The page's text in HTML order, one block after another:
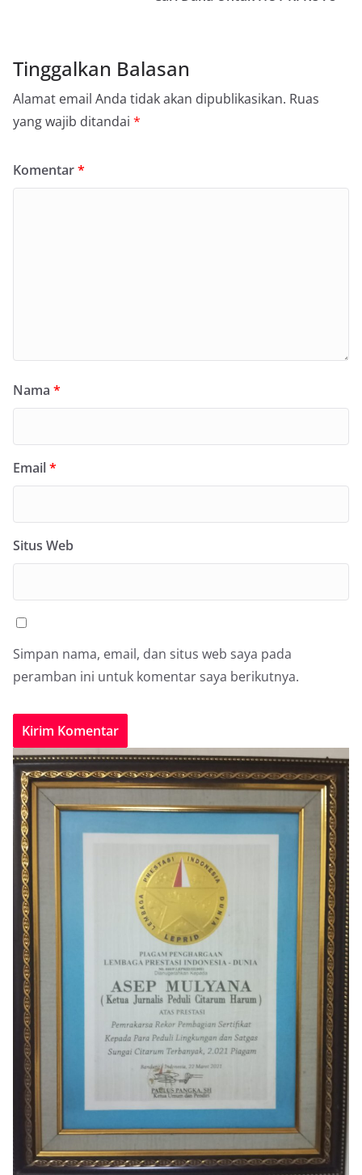
Tinggalkan Balasan
Alamat email Anda tidak akan dipublikasikan. Ruas
yang wajib ditandai *
Komentar*
Nama *
Email*
Situs Web
Simpan nama, email, dan situs web saya pada
peramban ini untuk komentar saya berikutnya.